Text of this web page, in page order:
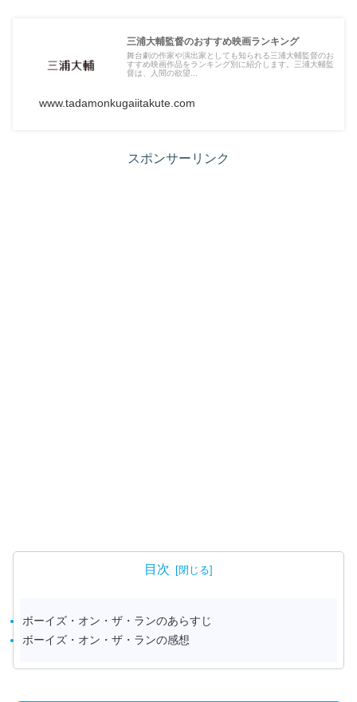
三浦大輔監督のおすすめ映画ランキング
舞台劇の作家や演出家としても知られる三浦大輔監督のお
すすめ映画作品をランキング別に紹介します。三浦大輔監
督は、人間の欲望...
www.tadamonkugaiitakute.com
スポンサーリンク
目次
ボーイズ・オン・ザ・ランのあらすじ
ボーイズ・オン・ザ・ランの感想